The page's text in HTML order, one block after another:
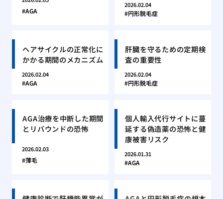
AGA
2026.02.04
円形脱毛症
ヘアサイクルの正常化に
かかる期間のメカニズム
2026.02.04
AGA
肝臓を守るための定期検
査の重要性
2026.02.04
円形脱毛症
AGA治療を中断した期間
とリバウンドの恐怖
2026.02.03
薄毛
個人輸入代行サイトに蔓
延する偽造薬の恐怖と健
康被害リスク
2026.01.31
AGA